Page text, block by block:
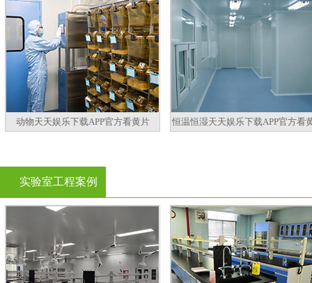
动物天天娱乐下载APP官方看黄片 恒温恒湿天天娱乐下载APP官方看
实验室工程案例